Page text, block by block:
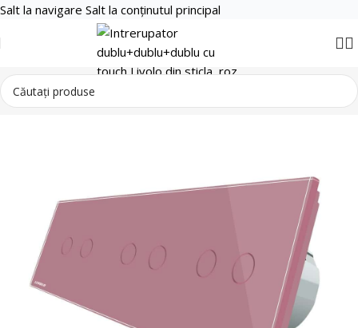
Salt la navigare Salt la conținutul principal
Smart Home Intrerupatoare